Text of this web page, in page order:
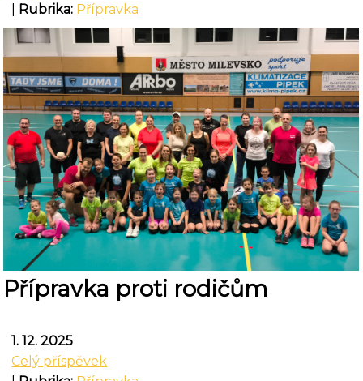
Rubrika: Přípravka
Přípravka proti rodičům
1. 12. 2025
Celý příspěvek